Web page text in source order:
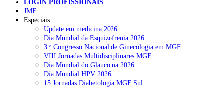
NOTÍCIAS RECENTES
Quase 11.900 jovens recorreram aos cheques psicólogo e
nutricionista no primeiro mês 7 de Agosto, 2026
ULS de Coimbra estreia cirurgia endoscópica do ouvido com
apoio robótico em Portugal 7 de Agosto, 2026
LOGIN PROFISSIONAIS
JMF
Especiais
Update em medicina 2026
Dia Mundial da Esquizofrenia 2026
3.ᵒ Congresso Nacional de Ginecologia em MGF
VIII Jornadas Multidisciplinares MGF
Dia Mundial do Glaucoma 2026
Dia Mundial HPV 2026
15 Jornadas Diabetologia MGF Sul